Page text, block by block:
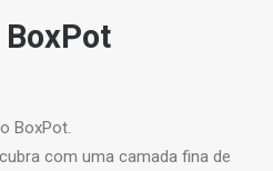
BoxPot.
com uma camada fina de